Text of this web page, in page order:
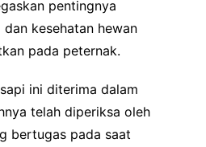
pentingnya
kesehatan hewan
pada peternak.
ini diterima dalam
telah diperiksa oleh
bertugas pada saat